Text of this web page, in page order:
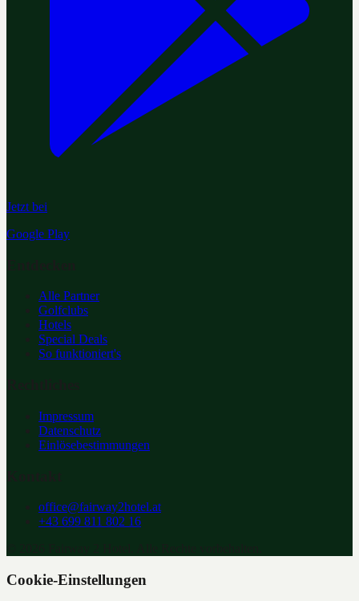
Jetzt bei
Google Play
Alle Partner
Golfclubs
Hotels
Special Deals
So funktioniert's
Impressum
Datenschutz
Einlösebestimmungen
office@fairway2hotel.at
+43 699 811 802 16
Cookie-Einstellungen